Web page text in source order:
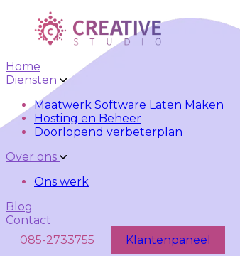
Skip to main content Skip to navigation
Home
Diensten
Maatwerk Software Laten Maken
Hosting en Beheer
Doorlopend verbeterplan
Over ons
Ons werk
Blog
Contact
085-2733755
Klantenpaneel